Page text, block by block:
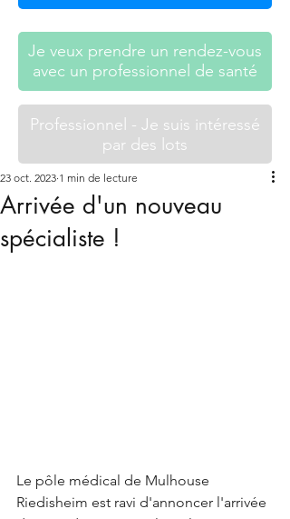
Je veux prendre un rendez-vous
avec un professionnel de santé
Professionnel - Je suis intéressé
par des lots
Arrivée d'un nouveau
spécialiste !
23 oct. 2023 1 min de lecture
Le pôle médical de Mulhouse
Riedisheim est ravi d'annoncer l'arrivée